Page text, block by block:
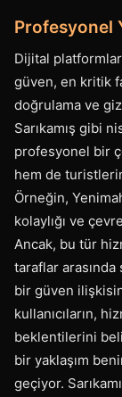
Profesyonel
Dijital
güven, en kritik
doğrulama ve
Sarıkamış gibi
profesyonel bir
hem de
Örneğin,
kolaylığı ve
Ancak, bu tür
taraflar arasında
bir güven
kullanıcıların,
beklentilerini
bir yaklaşım
geçiyor.